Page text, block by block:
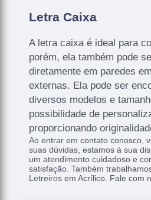
Letra Caixa
A letra caixa é ideal para
porém, ela também pode
diretamente em paredes
externas. Ela pode ser
diversos modelos e
possibilidade de
proporcionando
Ao entrar em contato conosco,
suas dúvidas, estamos à sua
um atendimento cuidadoso e
satisfação. Também
Letreiros em Acrílico. Fale com